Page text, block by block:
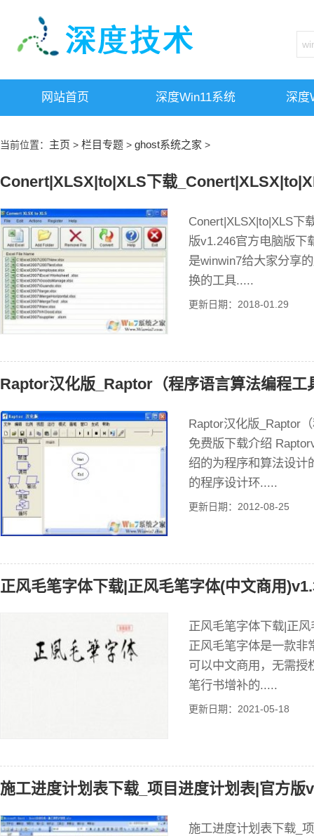
网站首页 深度win11系统 深度
当前位置： 主页 > 栏目专题 > ghost系统之家 >
Conert|XLSX|to|XLS下载
Conert|XLSX|to|XLS下
版v1.246官方电脑版
是winwin7给大家分享
换的工具.....
更新日期：2018-01.29
Raptor汉化版_Raptor（程序语言算法编程工
Raptor汉化版_Raptor
免费版下载介绍
绍的为程序和算法设计
的程序设计环.....
更新日期：2012-08-25
正风毛笔字体下载|正风毛笔字体(中文商用
正风毛笔字体下载|正
正风毛笔字体是一款非
可以中文商用，无需授
笔行书增补的.....
更新日期：2021-05-18
施工进度计划表下载_项目进度计划表|官方版
施工进度计划表下载_